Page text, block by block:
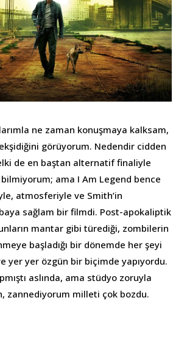
ne zaman konuşmaya kalksam,
görüyorum. Nedendir cidden
de en baştan alternatif finaliyle
ama I Am Legend bence
atmosferiyle ve Smith’in
sağlam bir filmdi. Post-apokaliptik
mantar gibi türediği, zombilerin
başladığı bir dönemde her şeyi
yer yer özgün bir biçimde yapıyordu.
aslında, ama stüdyo zoruyla
zannediyorum milleti çok bozdu.